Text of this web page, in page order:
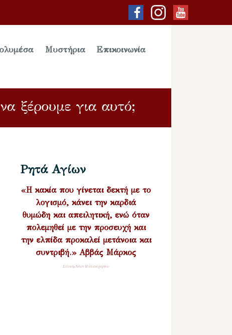
Μυστήρια Επικοινωνία
ξέρουμε για αυτό;
Ρητά Αγίων
«Η κακία που γίνεται δεκτή με το
λογισμό, κάνει την καρδιά
θυμώδη και απειλητική, ενώ όταν
πολεμηθεί με την προσευχή και
την ελπίδα προκαλεί μετάνοια και
συντριβή.» Αββάς Μάρκος
Σύναξη Νέων Παλαιοχωρίου